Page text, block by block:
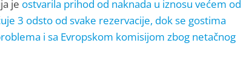
je ostvarila prihod od naknada u iznosu većem od
3 odsto od svake rezervacije, dok se gostima
i sa Evropskom komisijom zbog netačnog